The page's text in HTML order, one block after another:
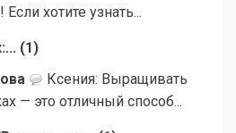
хотите узнать...
(1 )
Ксения: Выращивать
— это отличный способ...